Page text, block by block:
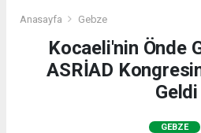
Anasayfa Gebze
Kocaeli'nin Önde
ASRİAD
Geldi
GEBZE